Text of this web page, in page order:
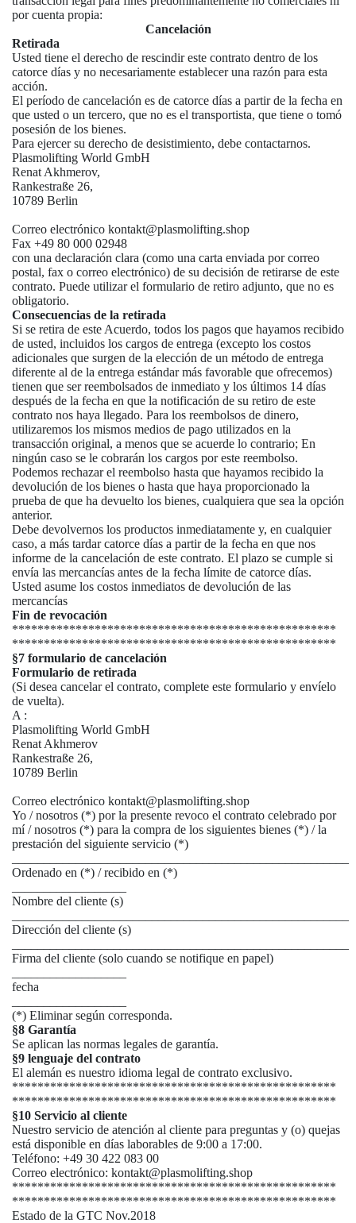
por cuenta propia:
Cancelación
Retirada
Usted tiene el derecho de rescindir este contrato dentro de los
catorce días y no necesariamente establecer una razón para esta
acción.
El período de cancelación es de catorce días a partir de la fecha en
que usted o un tercero, que no es el transportista, que tiene o tomó
posesión de los bienes.
Para ejercer su derecho de desistimiento, debe contactarnos.
Plasmolifting World GmbH
Renat Akhmerov,
Rankestraße 26,
10789 Berlin
Correo electrónico kontakt@plasmolifting.shop
Fax +49 80 000 02948
con una declaración clara (como una carta enviada por correo
postal, fax o correo electrónico) de su decisión de retirarse de este
contrato. Puede utilizar el formulario de retiro adjunto, que no es
obligatorio.
Consecuencias de la retirada
Si se retira de este Acuerdo, todos los pagos que hayamos recibido
de usted, incluidos los cargos de entrega (excepto los costos
adicionales que surgen de la elección de un método de entrega
diferente al de la entrega estándar más favorable que ofrecemos)
tienen que ser reembolsados ​​de inmediato y los últimos 14 días
después de la fecha en que la notificación de su retiro de este
contrato nos haya llegado. Para los reembolsos de dinero,
utilizaremos los mismos medios de pago utilizados en la
transacción original, a menos que se acuerde lo contrario; En
ningún caso se le cobrarán los cargos por este reembolso.
Podemos rechazar el reembolso hasta que hayamos recibido la
devolución de los bienes o hasta que haya proporcionado la
prueba de que ha devuelto los bienes, cualquiera que sea la opción
anterior.
Debe devolvernos los productos inmediatamente y, en cualquier
caso, a más tardar catorce días a partir de la fecha en que nos
informe de la cancelación de este contrato. El plazo se cumple si
envía las mercancías antes de la fecha límite de catorce días.
Usted asume los costos inmediatos de devolución de las
mercancías
Fin de revocación
***************************************************
***************************************************
§7 formulario de cancelación
Formulario de retirada
(Si desea cancelar el contrato, complete este formulario y envíelo
de vuelta).
A :
Plasmolifting World GmbH
Renat Akhmerov
Rankestraße 26,
10789 Berlin
Correo electrónico kontakt@plasmolifting.shop
Yo / nosotros (*) por la presente revoco el contrato celebrado por
mí / nosotros (*) para la compra de los siguientes bienes (*) / la
prestación del siguiente servicio (*)
Ordenado en (*) / recibido en (*)
Nombre del cliente (s)
Dirección del cliente (s)
Firma del cliente (solo cuando se notifique en papel)
fecha
(*) Eliminar según corresponda.
§8 Garantía
Se aplican las normas legales de garantía.
§9 lenguaje del contrato
El alemán es nuestro idioma legal de contrato exclusivo.
***************************************************
***************************************************
§10 Servicio al cliente
Nuestro servicio de atención al cliente para preguntas y (o) quejas
está disponible en días laborables de 9:00 a 17:00.
Teléfono: +49 30 422 083 00
Correo electrónico: kontakt@plasmolifting.shop
***************************************************
***************************************************
Estado de la GTC Nov.2018